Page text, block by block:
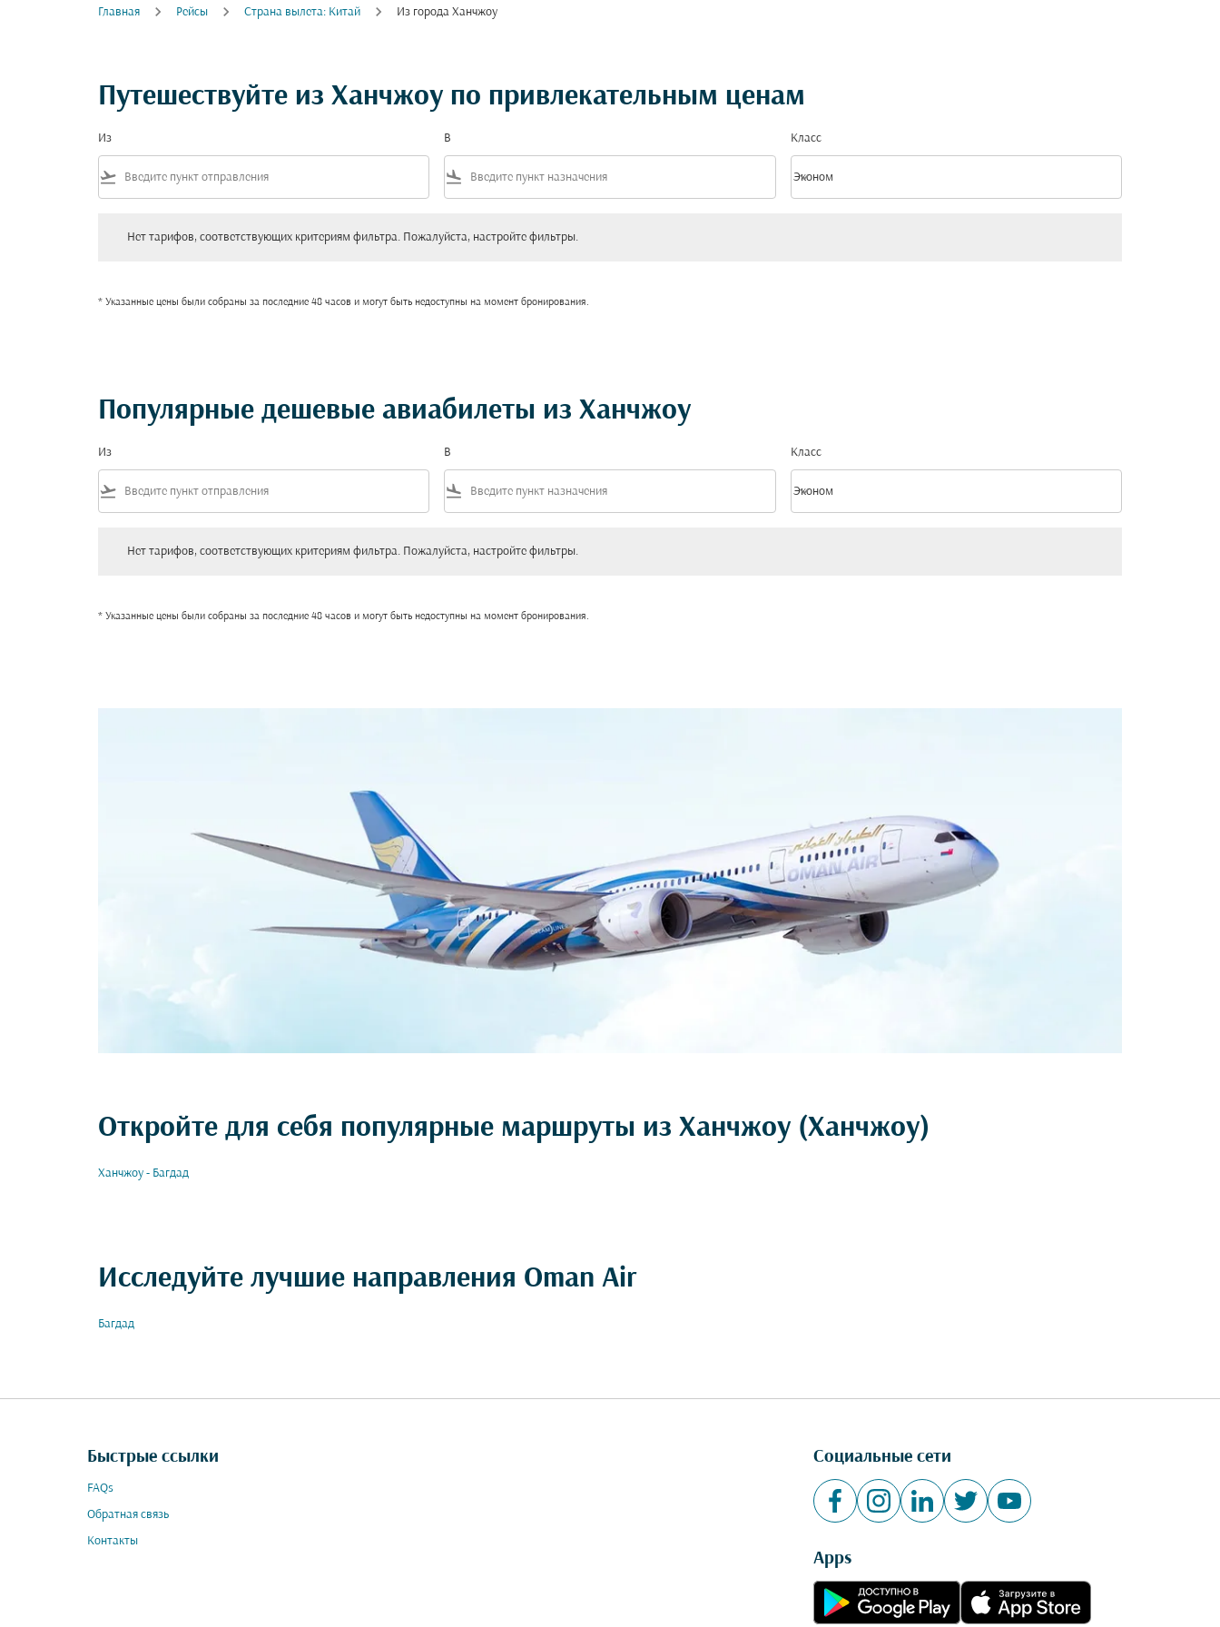
Главная Рейсы Страна вылета: Китай Из города Ханчжоу
Путешествуйте из Ханчжоу по привлекательным ценам
Из
flight_takeoff
В
flight_land
Класс
Класс option Эконом Selected
Эконом
keyboard_arrow_down
Нет тарифов, соответствующих критериям фильтра. Пожалуйста, настройте фильтры.
* Указанные цены были собраны за последние 48 часов и могут быть недоступны на момент бронирования.
Популярные дешевые авиабилеты из Ханчжоу
Из
flight_takeoff
В
flight_land
Класс
Класс option Эконом Selected
Эконом
keyboard_arrow_down
Нет тарифов, соответствующих критериям фильтра. Пожалуйста, настройте фильтры.
* Указанные цены были собраны за последние 48 часов и могут быть недоступны на момент бронирования.
Откройте для себя популярные маршруты из Ханчжоу (Ханчжоу)
Ханчжоу - Багдад
Исследуйте лучшие направления Oman Air
Багдад
Быстрые ссылки
FAQs
Обратная связь
Контакты
Социальные сети
Apps